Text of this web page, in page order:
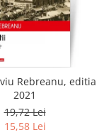
Rebreanu, editia
2021
19,72 Lei
15,58 Lei